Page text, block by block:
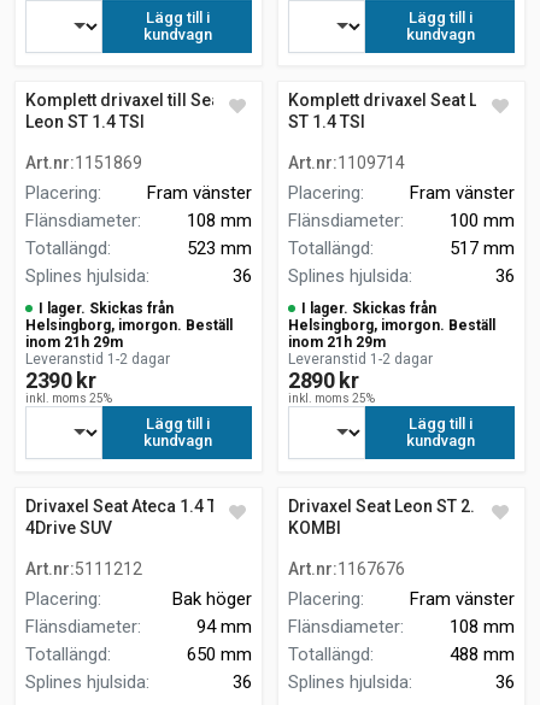
Lägg till i
kundvagn
Lägg till i
kundvagn
Komplett drivaxel till Seat
Leon ST 1.4 TSI
Art.nr:1151869
Placering:
Fram vänster
Flänsdiameter:
108 mm
Totallängd:
523 mm
Splines hjulsida: 36
I lager. Skickas från
Helsingborg, imorgon. Beställ
inom 21h 29m
Leveranstid 1-2 dagar
2390 kr
inkl. moms 25%
Lägg till i
kundvagn
Komplett drivaxel Seat Leon
ST 1.4 TSI
Art.nr:1109714
Placering:
Fram vänster
Flänsdiameter:
100 mm
Totallängd:
517 mm
Splines hjulsida: 36
I lager. Skickas från
Helsingborg, imorgon. Beställ
inom 21h 29m
Leveranstid 1-2 dagar
2890 kr
inkl. moms 25%
Lägg till i
kundvagn
Drivaxel Seat Ateca 1.4 TSI
4Drive SUV
Art.nr:5111212
Placering:
Bak höger
Flänsdiameter:
94 mm
Totallängd:
650 mm
Splines hjulsida: 36
Drivaxel Seat Leon ST 2.0 TDI
KOMBI
Art.nr:1167676
Placering:
Fram vänster
Flänsdiameter:
108 mm
Totallängd:
488 mm
Splines hjulsida: 36